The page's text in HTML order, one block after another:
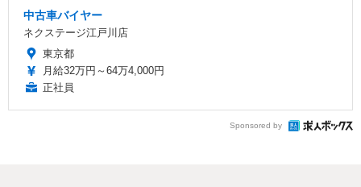
中古車バイヤー
ネクステージ江戸川店
東京都
月給32万円～64万4,000円
正社員
Sponsored by